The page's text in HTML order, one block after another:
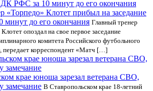
«Торпедо» Клотет прибыл на заседание
до его окончания Главный тренер
опоздал на свое первое заседание
комитета Российского футбольного
корреспондент «Матч […]
крае юноша зарезал ветерана СВО,
замечание В Ставропольском крае 18-летний